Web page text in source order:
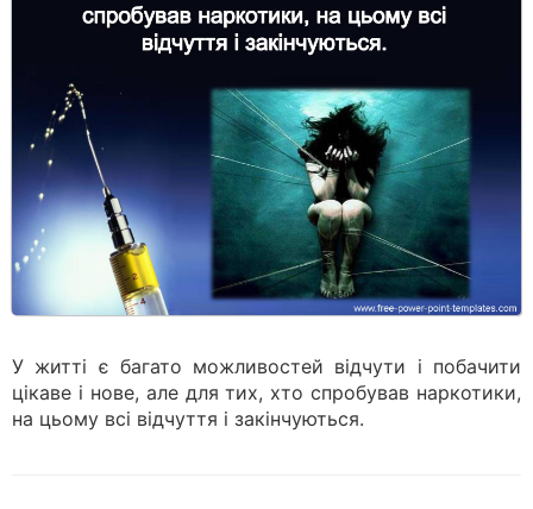
У житті є багато можливостей відчути і побачити
цікаве і нове, але для тих, хто спробував наркотики,
на цьому всі відчуття і закінчуються.